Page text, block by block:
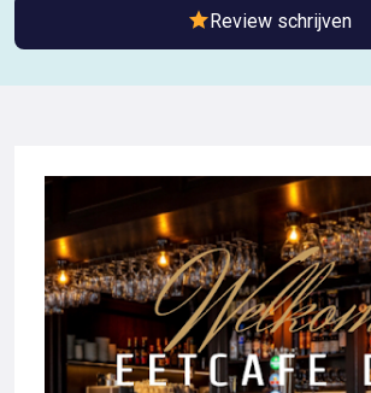
Review schrijven